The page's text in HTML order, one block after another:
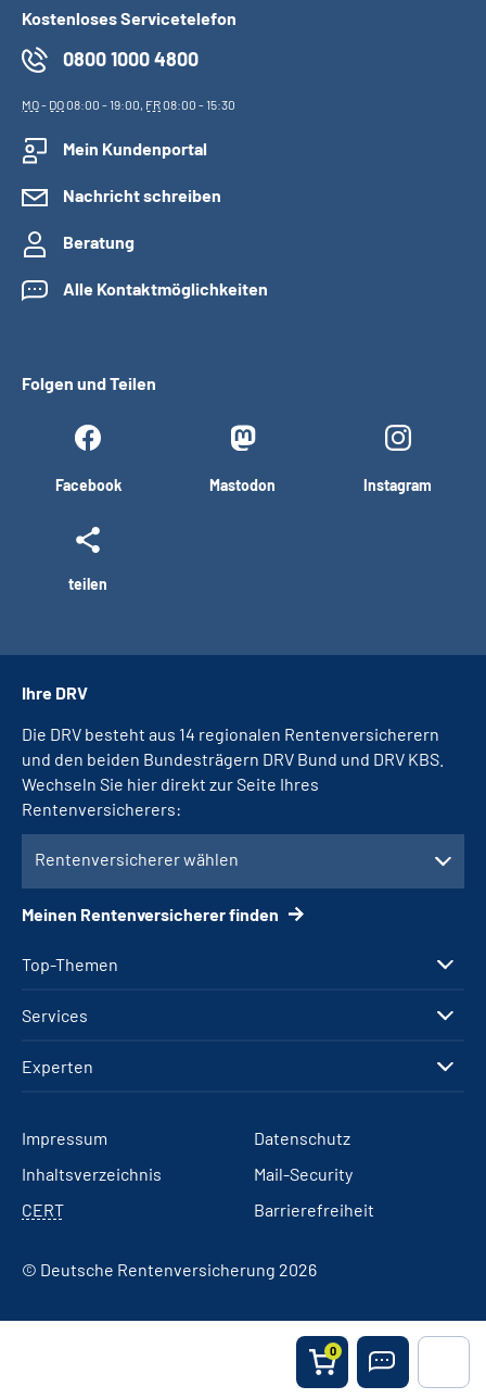
0
Kostenloses Servicetelefon
0800 1000 4800
MO- DO08:00 - 19:00, FR08:00 - 15:30
Mein Kundenportal
Nachricht schreiben
Beratung
Alle Kontaktmöglichkeiten
Folgen und Teilen
Facebook Mastodon Instagram
teilen
Top-Themen
Services
Experten
Ihre DRV
Die DRV besteht aus 14 regionalen Rentenversicherern
und den beiden Bundesträgern DRV Bund und DRV KBS.
Wechseln Sie hier direkt zur Seite Ihres
Rentenversicherers:
Rentenversicherer wählen
Meinen Rentenversicherer finden
Impressum
Datenschutz
Inhaltsverzeichnis
Mail-Security
CERT
Barrierefreiheit
© Deutsche Rentenversicherung 2026